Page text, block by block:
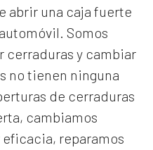
abrir una caja fuerte
Somos
cerraduras y cambiar
no tienen ninguna
de cerraduras
cambiamos
reparamos